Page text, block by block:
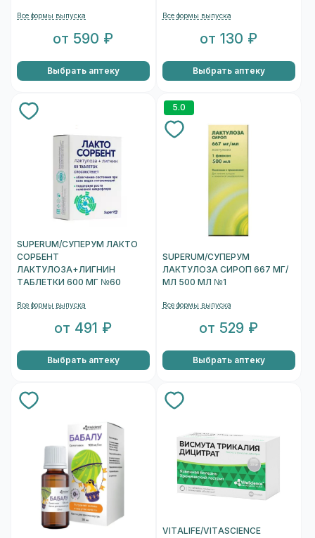
Все формы выпуска
от 590 ₽
Выбрать аптеку
Все формы выпуска
от 130 ₽
Выбрать аптеку
SUPERUM/СУПЕРУМ ЛАКТО
СОРБЕНТ
ЛАКТУЛОЗА+ЛИГНИН
ТАБЛЕТКИ 600 МГ №60
Все формы выпуска
от 491 ₽
Выбрать аптеку
5.0
SUPERUM/СУПЕРУМ
ЛАКТУЛОЗА СИРОП 667 МГ/
МЛ 500 МЛ №1
Все формы выпуска
от 529 ₽
Выбрать аптеку
VITALIFE/VITASCIENCE